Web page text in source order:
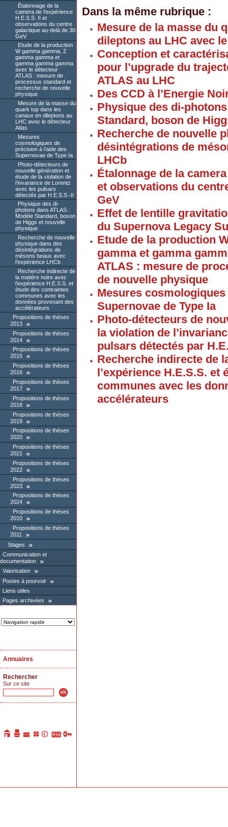
Étalonnage de la
camera de l’expérience
H.E.S.S. II et
observations du centre
galactique au-delà de 30
GeV
Etude de la production
W gamma gamma, Z
gamma gamma et
gamma gamma gamma
avec le détecteur
ATLAS : mesure de
processus standard et
recherche de nouvelle
physique
Mesure de la masse du
quark top dans les
canaux en dileptons au
LHC avec le détecteur
Atlas
Mesures
cosmologiques de
précision à l’aide des
Supernovae de Type Ia
Photo-détecteurs de
nouvelle génération et
étude de la violation de
l’invariance de Lorentz
avec les pulsars
détectés par H.E.S.S.-II
Physique des di-
photons dans ATLAS :
Modèle Standard, boson
de Higgs et nouvelle
physique
Recherche de nouvelle
physique dans des
désintégrations de
mésons beaux avec
l’expérience LHCb
Recherche indirecte de
la matière noire avec
l’expérience H.E.S.S. et
étude des contraintes
communes avec les
données provenant des
accélérateurs
Propositions de thèses
2013
Propositions de thèses
2014
Propositions de thèses
2015
Propositions de thèses
2016
Propositions de thèses
2017
Propositions de thèses
2018
Propositions de thèses
2019
Propositions de thèses
2020
Propositions de thèses
2021
Propositions de thèses
2022
Propositions de thèses
2023
Propositions de thèses
2024
Propositions de thèses
2010
Propositions de thèses
2011
Stages
Communication et
documentation
Valorisation
Postes à pourvoir
Liens utiles
Pages archivées
Annuaires
Rechercher
Sur ce site
Dans la même rubrique :
Mesure de la masse du
dileptons au LHC avec
Conception et
pour l’upgrade du
ATLAS au LHC
Des CCD à l’Energie
Physique des di-
Standard, boson de
Recherche de nouvelle
désintégrations de
LHCb
Étalonnage de la
et observations du
GeV
Effet de lentille
du Supernova Legacy
Etude de la production
gamma et gamma
ATLAS : mesure de
de nouvelle physique
Mesures
Supernovae de Type Ia
Photo-détecteurs de
la violation de
pulsars détectés par
Recherche indirecte de
l’expérience H.E.S.S. et
communes avec les
accélérateurs